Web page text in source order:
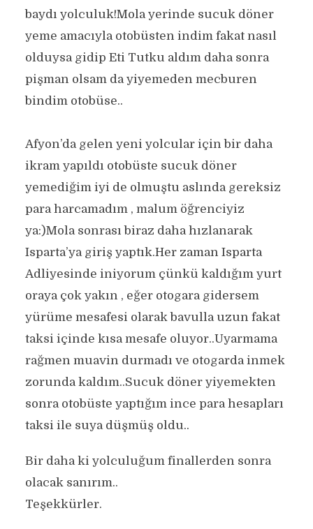
baydı yolculuk!Mola yerinde sucuk döner
yeme amacıyla otobüsten indim fakat nasıl
olduysa gidip Eti Tutku aldım daha sonra
pişman olsam da yiyemeden mecburen
bindim otobüse..
Afyon’da gelen yeni yolcular için bir daha
ikram yapıldı otobüste sucuk döner
yemediğim iyi de olmuştu aslında gereksiz
para harcamadım , malum öğrenciyiz
ya:)Mola sonrası biraz daha hızlanarak
Isparta’ya giriş yaptık.Her zaman Isparta
Adliyesinde iniyorum çünkü kaldığım yurt
oraya çok yakın , eğer otogara gidersem
yürüme mesafesi olarak bavulla uzun fakat
taksi içinde kısa mesafe oluyor..Uyarmama
rağmen muavin durmadı ve otogarda inmek
zorunda kaldım..Sucuk döner yiyemekten
sonra otobüste yaptığım ince para hesapları
taksi ile suya düşmüş oldu..
Bir daha ki yolculuğum finallerden sonra
olacak sanırım..
Teşekkürler.